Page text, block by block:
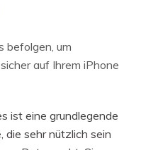
befolgen, um
auf Ihrem iPhone
ist eine grundlegende
die sehr nützlich sein